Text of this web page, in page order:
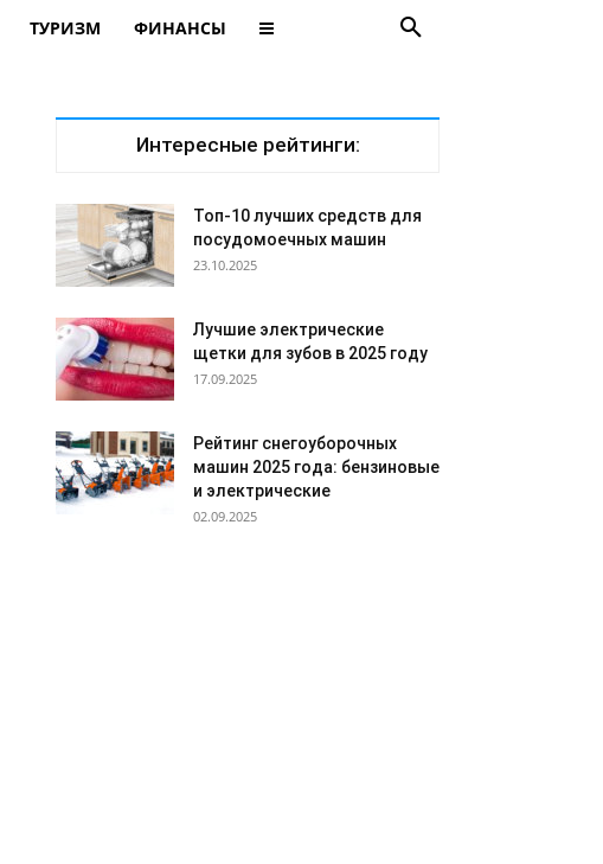
ТУРИЗМ ФИНАНСЫ
Интересные рейтинги:
Топ-10 лучших средств для
посудомоечных машин
23.10.2025
Лучшие электрические
щетки для зубов в 2025 году
17.09.2025
Рейтинг снегоуборочных
машин 2025 года: бензиновые
и электрические
02.09.2025